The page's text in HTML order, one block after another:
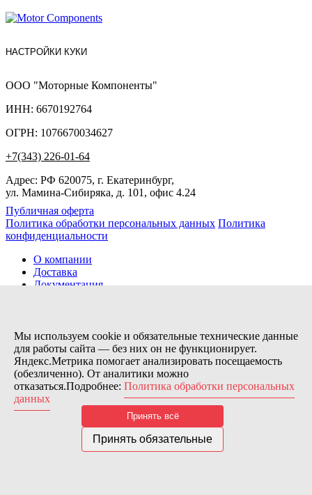
НАСТРОЙКИ КУКИ
ООО "Моторные Компоненты"
ИНН: 6670192764
ОГРН: 1076670034627
+7(343) 226-01-64
Адрес: РФ 620075, г. Екатеринбург,
ул. Мамина-Сибиряка, д. 101, офис 4.24
Публичная оферта
Политика обработки персональных данных Политика
конфиденциальности
О компании
Доставка
Документация
Контакты
Заказов сегодня / Всего
80
11115
Нас можно найти тут:
© 2026 Motor Components. Все права защищены
Дизайн и разработка сайта
Nice’
В связи с возникшими затруднениями с поставками из-за
Мы используем cookie и обязательные технические данные
для работы сайта — без них он не функционирует.
Яндекс.Метрика помогает анализировать посещаемость
(обезличенно). От аналитики можно
отказаться.Подробнее: Политика обработки персональных
данных
Принять всё
Принять обязательные